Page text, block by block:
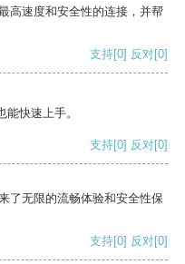
高速度和安全性的连接，并帮
支持[0] 反对[0]
快速上手。
支持[0] 反对[0]
了无限的流畅体验和安全性保
支持[0] 反对[0]